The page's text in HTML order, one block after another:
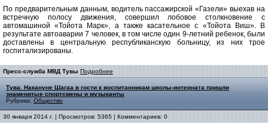
По предварительным данным, водитель пассажирской «Газели» выехав на
встречную полосу движения, совершил лобовое столкновение с
автомашиной «Тойота Марк», а также касательное с «Тойота Виш». В
результате автоаварии 7 человек, в том числе один 9-летний ребенок, были
доставлены в центральную республиканскую больницу, из них трое
госпитализированы.
Пресс-служба МВД Тувы Подробнее
Тува. Накануне Шагаа в гости к воспитанникам школы-интерната пришли
знаменитые спортсмены и музыканты
Рубрика: Общество
30 января 2014 г. | Просмотров: 5365 | Комментариев: 0